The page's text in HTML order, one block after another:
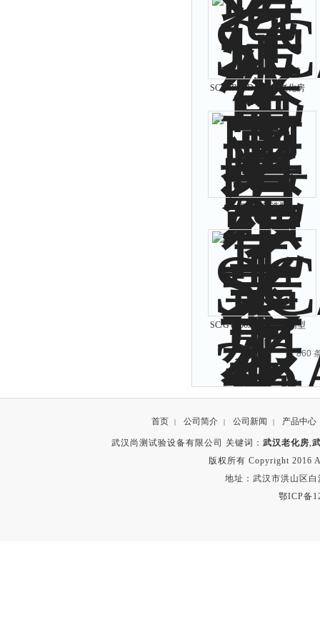
SC/BIRLED显示器老化房
真空干燥箱选型
SC/GW-36A台车式烘箱型
共 860
首页 | 公司简介 | 公司新闻 | 产品中心
武汉尚测试验设备有限公司 关键词：武汉老化房,
版权所有 Copyright 2016
地址：武汉市洪山区
鄂ICP备